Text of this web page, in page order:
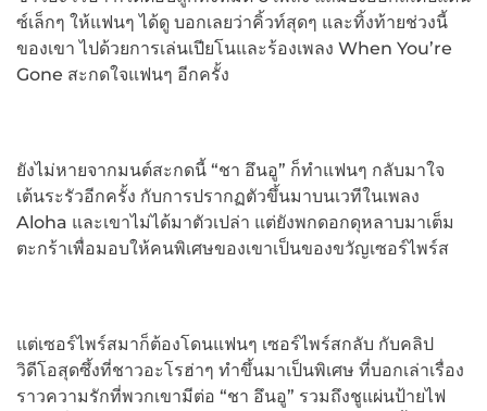
ซ์เล็กๆ ให้แฟนๆ ได้ดู บอกเลยว่าคิ้วท์สุดๆ และทิ้งท้ายช่วงนี้
ของเขา ไปด้วยการเล่นเปียโนและร้องเพลง When You’re
Gone สะกดใจแฟนๆ อีกครั้ง
ยังไม่หายจากมนต์สะกดนี้ “ชา อึนอู” ก็ทำแฟนๆ กลับมาใจ
เต้นระรัวอีกครั้ง กับการปรากฏตัวขึ้นมาบนเวทีในเพลง
Aloha และเขาไม่ได้มาตัวเปล่า แต่ยังพกดอกดุหลาบมาเต็ม
ตะกร้าเพื่อมอบให้คนพิเศษของเขาเป็นของขวัญเซอร์ไพร์ส
แต่เซอร์ไพร์สมาก็ต้องโดนแฟนๆ เซอร์ไพร์สกลับ กับคลิป
วิดีโอสุดซึ้งที่ชาวอะโรฮ่าๆ ทำขึ้นมาเป็นพิเศษ ที่บอกเล่าเรื่อง
ราวความรักที่พวกเขามีต่อ “ชา อึนอู” รวมถึงชูแผ่นป้ายไฟ